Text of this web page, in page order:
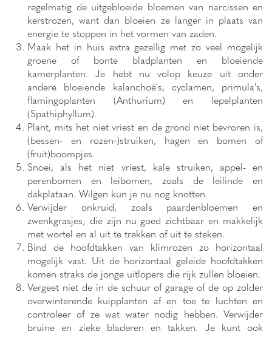
regelmatig de uitgebloeide bloemen van narcissen en
kerstrozen, want dan bloeien ze langer in plaats van
energie te stoppen in het vormen van zaden.
Maak het in huis extra gezellig met zo veel mogelijk
groene of bonte bladplanten en bloeiende
kamerplanten. Je hebt nu volop keuze uit onder
andere bloeiende kalanchoë's, cyclamen, primula's,
flamingoplanten (Anthurium) en lepelplanten
(Spathiphyllum).
Plant, mits het niet vriest en de grond niet bevroren is,
(bessen- en rozen-)struiken, hagen en bomen of
(fruit)boompjes.
Snoei, als het niet vriest, kale struiken, appel- en
perenbomen en leibomen, zoals de leilinde en
dakplataan. Wilgen kun je nu nog knotten.
Verwijder onkruid, zoals paardenbloemen en
zwenkgrasjes; die zijn nu goed zichtbaar en makkelijk
met wortel en al uit te trekken of uit te steken.
Bind de hoofdtakken van klimrozen zo horizontaal
mogelijk vast. Uit de horizontaal geleide hoofdtakken
komen straks de jonge uitlopers die rijk zullen bloeien.
Vergeet niet de in de schuur of garage of de op zolder
overwinterende kuipplanten af en toe te luchten en
controleer of ze wat water nodig hebben. Verwijder
bruine en zieke bladeren en takken. Je kunt ook